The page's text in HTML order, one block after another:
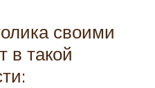
своими
в такой